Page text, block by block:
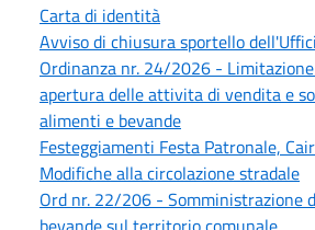
Carta di identità
Avviso di chiusura sportello
Ordinanza nr. 24/2026 -
apertura delle attivita di vendita e
alimenti e bevande
Festeggiamenti Festa Patronale,
Modifiche alla circolazione stradale
Ord nr. 22/206 - Somministrazione